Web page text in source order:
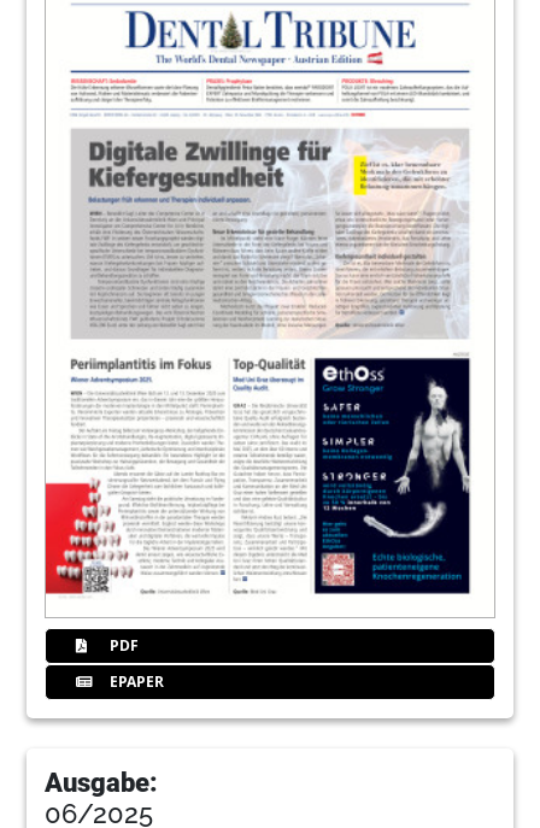
PDF
EPAPER
Ausgabe:
06/2025